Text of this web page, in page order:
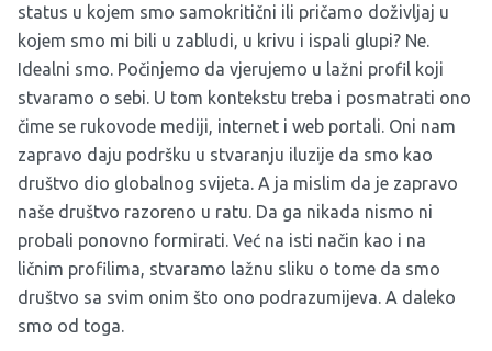
status u kojem smo samokritični ili pričamo doživljaj u
kojem smo mi bili u zabludi, u krivu i ispali glupi? Ne.
Idealni smo. Počinjemo da vjerujemo u lažni profil koji
stvaramo o sebi. U tom kontekstu treba i posmatrati ono
čime se rukovode mediji, internet i web portali. Oni nam
zapravo daju podršku u stvaranju iluzije da smo kao
društvo dio globalnog svijeta. A ja mislim da je zapravo
naše društvo razoreno u ratu. Da ga nikada nismo ni
probali ponovno formirati. Već na isti način kao i na
ličnim profilima, stvaramo lažnu sliku o tome da smo
društvo sa svim onim što ono podrazumijeva. A daleko
smo od toga.